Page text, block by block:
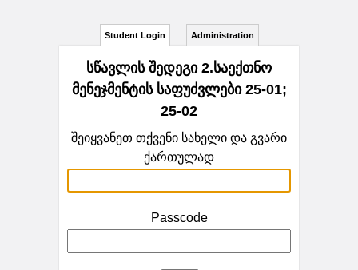
Student Login Administration
სწავლის შედეგი 2.საექთნო
მენეჯმენტის საფუძვლები 25-01;
25-02
შეიყვანეთ თქვენი სახელი და გვარი
ქართულად
Passcode